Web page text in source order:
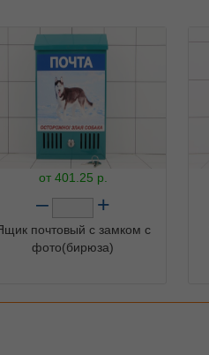
от 401.25 р.
– +
почтовый с замком с
фото(бирюза)